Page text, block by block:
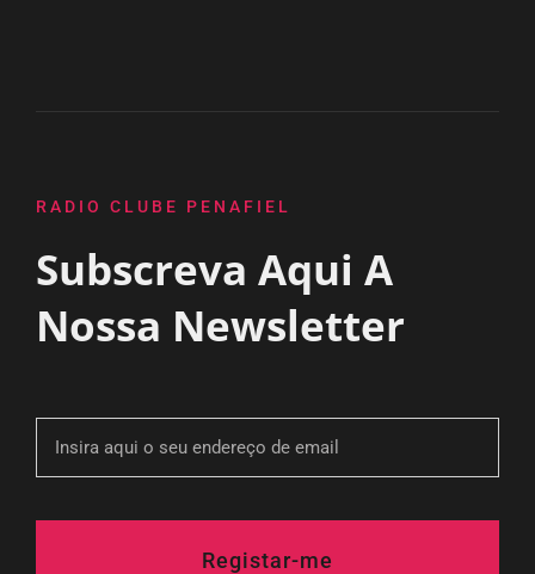
RADIO CLUBE PENAFIEL
Subscreva Aqui A
Nossa Newsletter
Registar-me